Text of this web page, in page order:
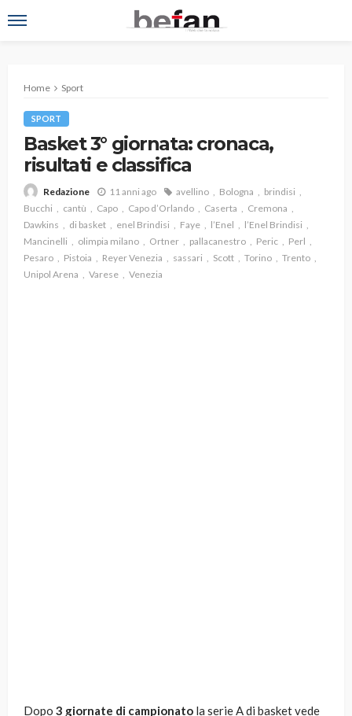
Home Sport
SPORT
Basket 3° giornata: cronaca,
risultati e classifica
Redazione 11 anni ago avellino Bologna
brindisi
Bucchi
cantù Capo Capo d’Orlando Caserta
Cremona
Dawkins
di basket enel Brindisi Faye l’Enel
l’Enel Brindisi
Mancinelli
olimpia milano Ortner pallacanestro Peric
Perl
Pesaro
Pistoia Reyer Venezia sassari Scott Torino
Trento
Unipol Arena
Varese Venezia
Dopo 3 giornate di campionato la serie A di basket vede